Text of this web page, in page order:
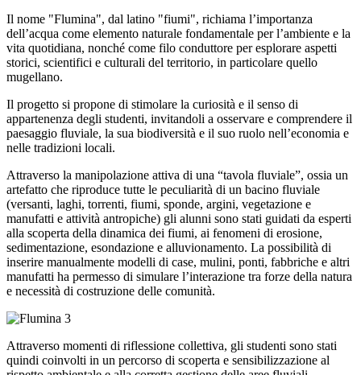
Il nome "Flumina", dal latino "fiumi", richiama l’importanza
dell’acqua come elemento naturale fondamentale per l’ambiente e la
vita quotidiana, nonché come filo conduttore per esplorare aspetti
storici, scientifici e culturali del territorio, in particolare quello
mugellano.
Il progetto si propone di stimolare la curiosità e il senso di
appartenenza degli studenti, invitandoli a osservare e comprendere il
paesaggio fluviale, la sua biodiversità e il suo ruolo nell’economia e
nelle tradizioni locali.
Attraverso la manipolazione attiva di una “tavola fluviale”, ossia un
artefatto che riproduce tutte le peculiarità di un bacino fluviale
(versanti, laghi, torrenti, fiumi, sponde, argini, vegetazione e
manufatti e attività antropiche) gli alunni sono stati guidati da esperti
alla scoperta della dinamica dei fiumi, ai fenomeni di erosione,
sedimentazione, esondazione e alluvionamento. La possibilità di
inserire manualmente modelli di case, mulini, ponti, fabbriche e altri
manufatti ha permesso di simulare l’interazione tra forze della natura
e necessità di costruzione delle comunità.
Attraverso momenti di riflessione collettiva, gli studenti sono stati
quindi coinvolti in un percorso di scoperta e sensibilizzazione al